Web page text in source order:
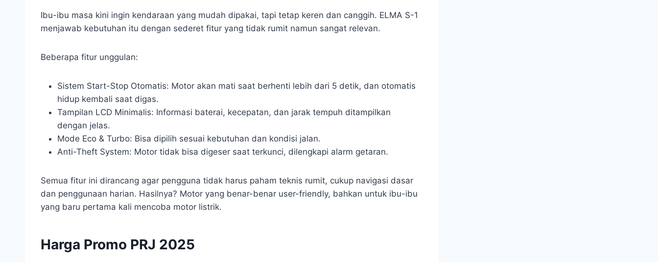
Ibu-ibu masa kini ingin kendaraan yang mudah dipakai, tapi tetap keren dan canggih. ELMA S-1
menjawab kebutuhan itu dengan sederet fitur yang tidak rumit namun sangat relevan.
Beberapa fitur unggulan:
Sistem Start-Stop Otomatis: Motor akan mati saat berhenti lebih dari 5 detik, dan otomatis
hidup kembali saat digas.
Tampilan LCD Minimalis: Informasi baterai, kecepatan, dan jarak tempuh ditampilkan
dengan jelas.
Mode Eco & Turbo: Bisa dipilih sesuai kebutuhan dan kondisi jalan.
Anti-Theft System: Motor tidak bisa digeser saat terkunci, dilengkapi alarm getaran.
Semua fitur ini dirancang agar pengguna tidak harus paham teknis rumit, cukup navigasi dasar
dan penggunaan harian. Hasilnya? Motor yang benar-benar user-friendly, bahkan untuk ibu-ibu
yang baru pertama kali mencoba motor listrik.
Harga Promo PRJ 2025